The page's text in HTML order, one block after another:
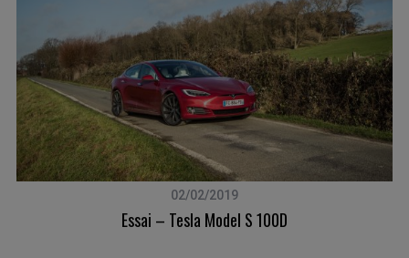
02/02/2019
Essai – Tesla Model S 100D